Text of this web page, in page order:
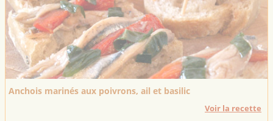
Anchois marinés aux poivrons, ail et basilic
Voir la recette